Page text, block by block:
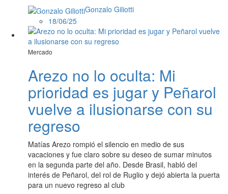
Gonzalo Giliotti
18/06/25
Mercado
Arezo no lo oculta: Mi
prioridad es jugar y Peñarol
vuelve a ilusionarse con su
regreso
Matías Arezo rompió el silencio en medio de sus
vacaciones y fue claro sobre su deseo de sumar minutos
en la segunda parte del año. Desde Brasil, habló del
interés de Peñarol, del rol de Ruglio y dejó abierta la puerta
para un nuevo regreso al club